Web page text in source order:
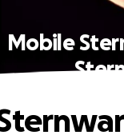
Mobile